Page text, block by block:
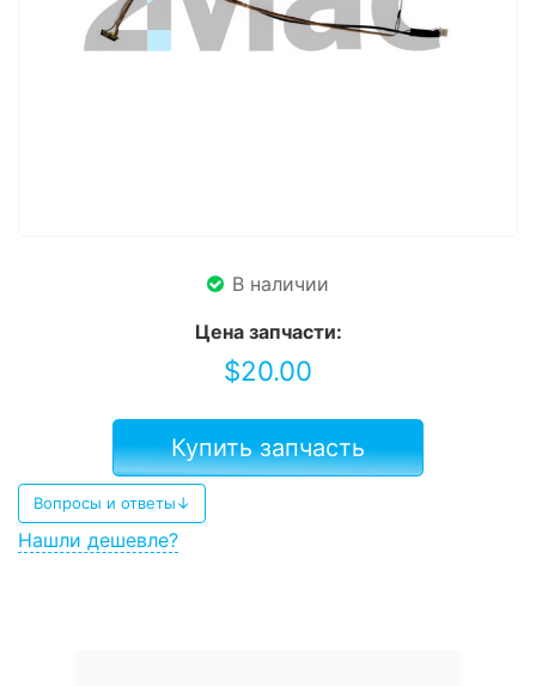
В наличии
Цена запчасти:
$20.00
Купить запчасть
Вопросы и ответы↓
Нашли дешевле?